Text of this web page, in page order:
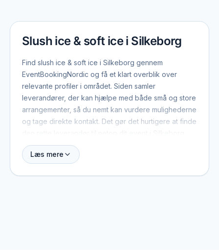
Slush ice & soft ice i Silkeborg
Find slush ice & soft ice i Silkeborg gennem
EventBookingNordic og få et klart overblik over
relevante profiler i området. Siden samler
leverandører, der kan hjælpe med både små og store
arrangementer, så du nemt kan vurdere mulighederne
og tage direkte kontakt. Det gør det hurtigere at finde
Når du booker slush ice & soft ice i Silkeborg, er der
Læs mere